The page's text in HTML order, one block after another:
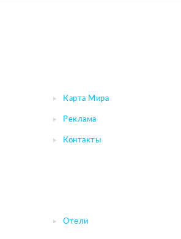
Карта Мира
Реклама
Контакты
Отели